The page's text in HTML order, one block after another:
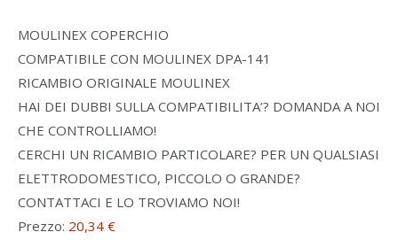
MOULINEX COPERCHIO
COMPATIBILE CON MOULINEX DPA-141
RICAMBIO ORIGINALE MOULINEX
HAI DEI DUBBI SULLA COMPATIBILITA’? DOMANDA A NOI
CHE CONTROLLIAMO!
CERCHI UN RICAMBIO PARTICOLARE? PER UN QUALSIASI
ELETTRODOMESTICO, PICCOLO O GRANDE?
CONTATTACI E LO TROVIAMO NOI!
Prezzo: 20,34 €